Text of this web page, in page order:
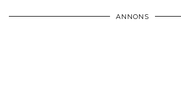
ANNONS